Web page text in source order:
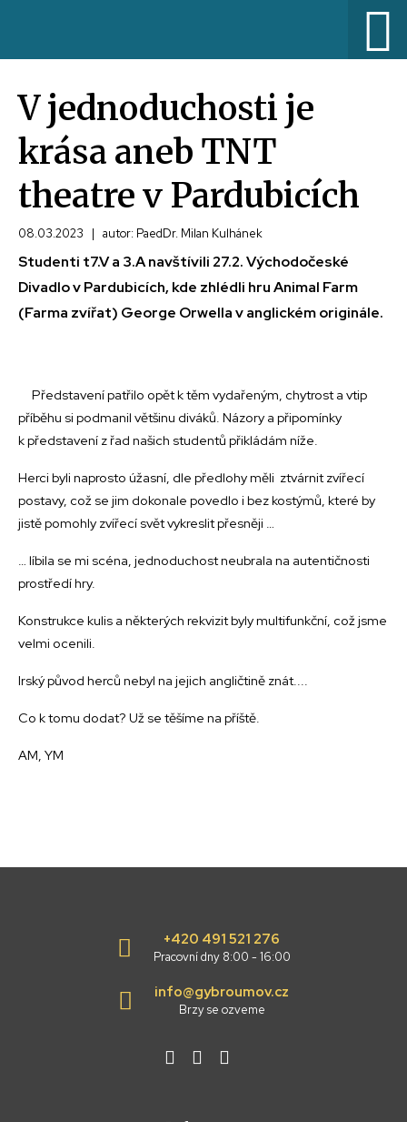
V jednoduchosti je
krása aneb TNT
theatre v Pardubicích
08.03.2023 | autor: PaedDr. Milan Kulhánek
Studenti t7.V a 3.A navštívili 27.2. Východočeské
Divadlo v Pardubicích, kde zhlédli hru Animal Farm
(Farma zvířat) George Orwella v anglickém originále.
Představení patřilo opět k těm vydařeným, chytrost a vtip
příběhu si podmanil většinu diváků. Názory a připomínky
k představení z řad našich studentů přikládám níže.
Herci byli naprosto úžasní, dle předlohy měli ztvárnit zvířecí
postavy, což se jim dokonale povedlo i bez kostýmů, které by
jistě pomohly zvířecí svět vykreslit přesněji …
… líbila se mi scéna, jednoduchost neubrala na autentičnosti
prostředí hry.
Konstrukce kulis a některých rekvizit byly multifunkční, což jsme
velmi ocenili.
Irský původ herců nebyl na jejich angličtině znát....
Co k tomu dodat? Už se těšíme na příště.
AM, YM
+420 491 521 276
Pracovní dny 8:00 - 16:00
info@gybroumov.cz
Brzy se ozveme